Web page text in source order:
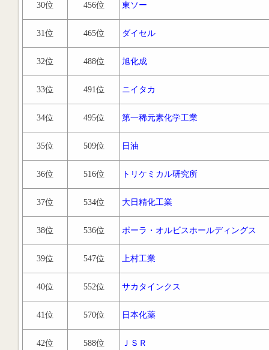
30位 456位 東ソー
31位 465位 ダイセル
32位 488位 旭化成
33位 491位 ニイタカ
34位 495位 第一稀元素化学工業
35位 509位 日油
36位 516位 トリケミカル研究所
37位 534位 大日精化工業
38位 536位 ポーラ・オルビスホールディングス
39位 547位 上村工業
40位 552位 サカタインクス
41位 570位 日本化薬
42位 588位 ＪＳＲ